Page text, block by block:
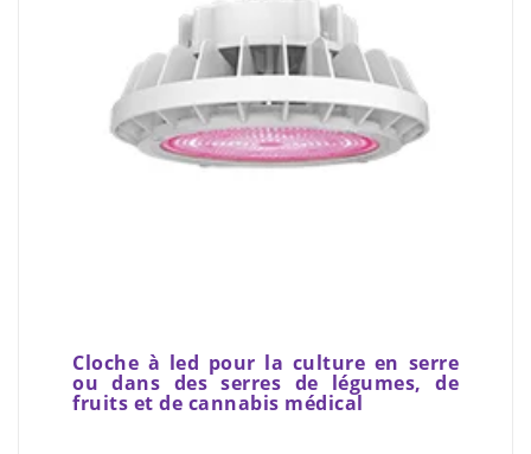
Cloche à led pour la culture en serre
ou dans des serres de légumes, de
fruits et de cannabis médical